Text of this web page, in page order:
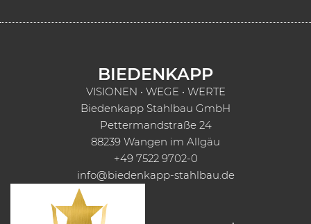
BIEDENKAPP
VISIONEN • WEGE • WERTE
Biedenkapp Stahlbau GmbH
Pettermandstraße 24
88239 Wangen im Allgäu
+49 7522 9702-0
info@biedenkapp-stahlbau.de